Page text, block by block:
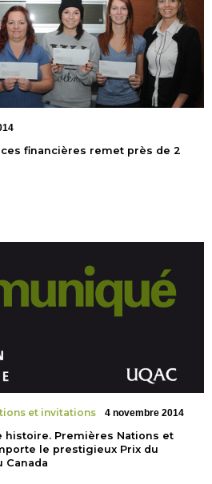
financières remet près de 2
et invitations 4 novembre 2014
histoire. Premières Nations et
le prestigieux Prix du
Canada